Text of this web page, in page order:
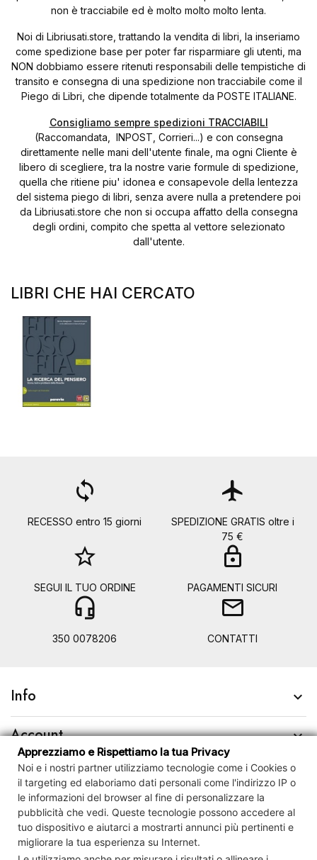
non è tracciabile ed è molto molto molto lenta.
Noi di Libriusati.store, trattando la vendita di libri, la inseriamo
come spedizione base per poter far risparmiare gli utenti, ma
NON dobbiamo essere ritenuti responsabili delle tempistiche di
transito e consegna di una spedizione non tracciabile come il
Piego di Libri, che dipende totalmente da POSTE ITALIANE.
Consigliamo sempre spedizioni TRACCIABILI
(Raccomandata, INPOST, Corrieri...) e con consegna
direttamente nelle mani dell'utente finale, ma ogni Cliente è
libero di scegliere, tra la nostre varie formule di spedizione,
quella che ritiene piu' idonea e consapevole della lentezza
del sistema piego di libri, senza avere nulla a pretendere poi
da Libriusati.store che non si occupa affatto della consegna
degli ordini, compito che spetta al vettore selezionato
dall'utente.
LIBRI CHE HAI CERCATO
loop
RECESSO entro 15 giorni
flight
SPEDIZIONE GRATIS oltre i
75 €
star_border
SEGUI IL TUO ORDINE
lock
PAGAMENTI SICURI
headset_mic
350 0078206
mail
CONTATTI
Info 
Account 
Contact us 
Newsletter 
Controlla la tua privacy
Apprezziamo e Rispettiamo la tua Privacy
Noi e i nostri partner utilizziamo tecnologie come i Cookies o
il targeting ed elaboriamo dati personali come l'indirizzo IP o
le informazioni del browser al fine di personalizzare la
pubblicità che vedi. Queste tecnologie possono accedere al
tuo dispositivo e aiutarci a mostrarti annunci più pertinenti e
migliorare la tua esperienza su Internet.